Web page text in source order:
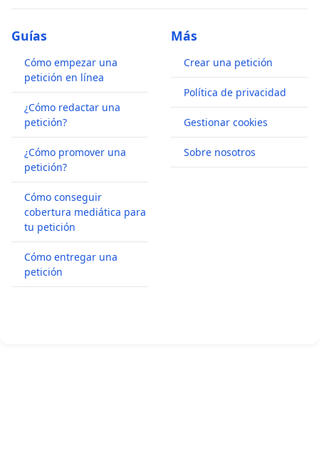
Guías
Cómo empezar una
petición en línea
¿Cómo redactar una
petición?
¿Cómo promover una
petición?
Cómo conseguir
cobertura mediática para
tu petición
Cómo entregar una
petición
Más
Crear una petición
Política de privacidad
Gestionar cookies
Sobre nosotros